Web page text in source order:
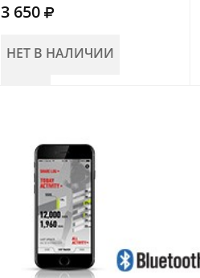
3 650
НЕТ В НАЛИЧИИ